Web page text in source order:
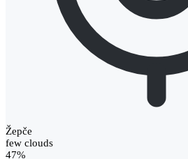
Žepče
few clouds
47%